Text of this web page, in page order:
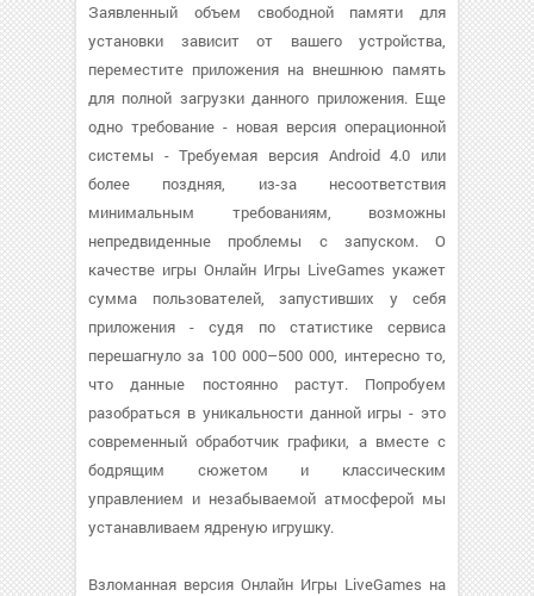
Заявленный объем свободной памяти для
установки зависит от вашего устройства,
переместите приложения на внешнюю память
для полной загрузки данного приложения. Еще
одно требование - новая версия операционной
системы - Требуемая версия Android 4.0 или
более поздняя, из-за несоответствия
минимальным требованиям, возможны
непредвиденные проблемы с запуском. О
качестве игры Онлайн Игры LiveGames укажет
сумма пользователей, запустивших у себя
приложения - судя по статистике сервиса
перешагнуло за 100 000–500 000, интересно то,
что данные постоянно растут. Попробуем
разобраться в уникальности данной игры - это
современный обработчик графики, а вместе с
бодрящим сюжетом и классическим
управлением и незабываемой атмосферой мы
устанавливаем ядреную игрушку.
Взломанная версия Онлайн Игры LiveGames на